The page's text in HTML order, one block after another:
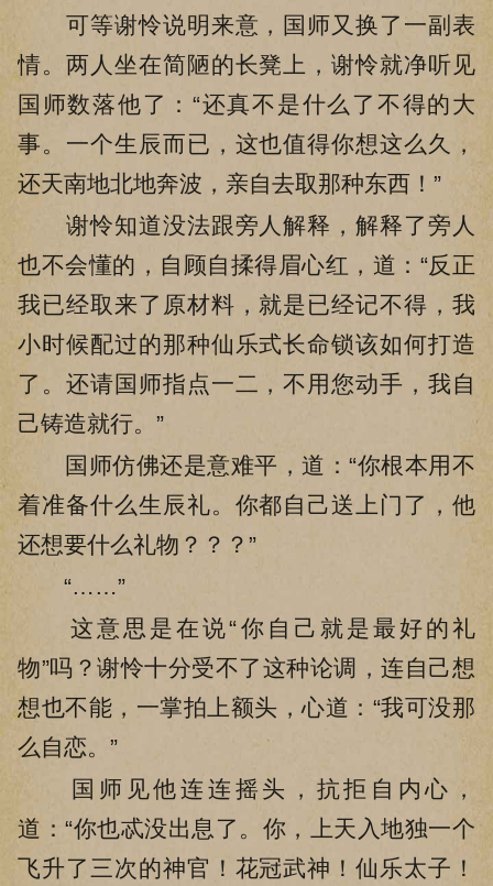
可等谢怜说明来意，国师又换了一副表
情。两人坐在简陋的长凳上，谢怜就净听见
国师数落他了：“还真不是什么了不得的大
事。一个生辰而已，这也值得你想这么久，
还天南地北地奔波，亲自去取那种东西！”
谢怜知道没法跟旁人解释，解释了旁人
也不会懂的，自顾自揉得眉心红，道：“反正
我已经取来了原材料，就是已经记不得，我
小时候配过的那种仙乐式长命锁该如何打造
了。还请国师指点一二，不用您动手，我自
己铸造就行。”
国师仿佛还是意难平，道：“你根本用不
着准备什么生辰礼。你都自己送上门了，他
还想要什么礼物？？？”
“……”
这意思是在说“你自己就是最好的礼
物”吗？谢怜十分受不了这种论调，连自己想
想也不能，一掌拍上额头，心道：“我可没那
么自恋。”
国师见他连连摇头，抗拒自内心，
道：“你也忒没出息了。你，上天入地独一个
飞升了三次的神官！花冠武神！仙乐太子！